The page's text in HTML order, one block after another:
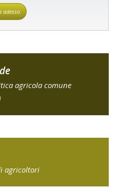
adesso
agricola comune
agricoltori